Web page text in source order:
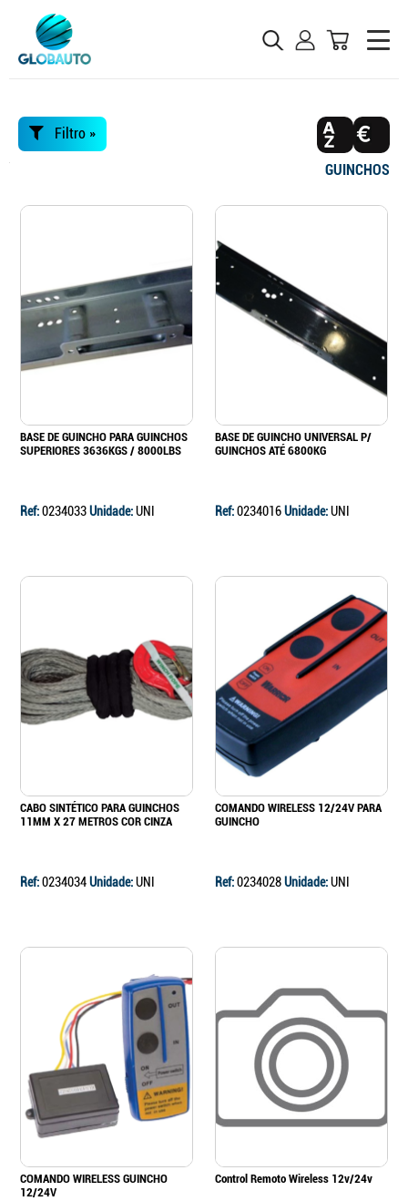
Filtro »
GUINCHOS
BASE DE GUINCHO PARA GUINCHOS
SUPERIORES 3636KGS / 8000LBS
Ref:0234033Unidade:UNI
BASE DE GUINCHO UNIVERSAL P/
GUINCHOS ATÉ 6800KG
Ref:0234016Unidade:UNI
CABO SINTÉTICO PARA GUINCHOS
11MM X 27 METROS COR CINZA
Ref:0234034Unidade:UNI
COMANDO WIRELESS 12/24V PARA
GUINCHO
Ref:0234028Unidade:UNI
COMANDO WIRELESS GUINCHO
12/24V
Control Remoto Wireless 12v/24v